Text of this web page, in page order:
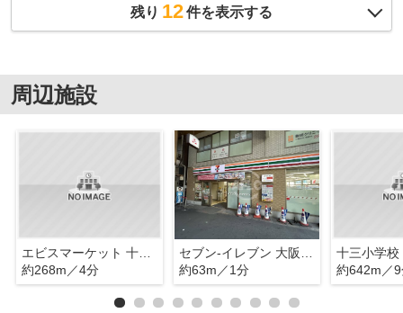
残り 12件を表示する
周辺施設
エビスマーケット 十三筋店
約268m／4分
約63m／1分
十三小学校
約642m／